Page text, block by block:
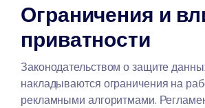
Ограничения и
приватности
Законодательством о защите
накладываются ограничения на
рекламными алгоритмами.